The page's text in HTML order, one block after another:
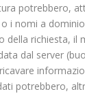
potrebbero,
i nomi a
della richiesta,
dal server
potrebbero,